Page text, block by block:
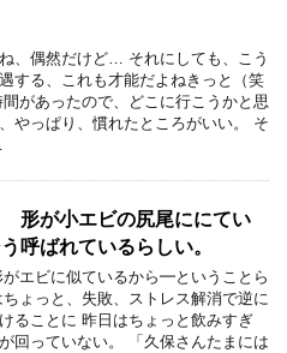
、偶然だけど… それにしても、こう
する、これも才能だよねきっと（笑
があったので、どこに行こうかと思
やっぱり、慣れたところがいい。 そ
形が小エビの尻尾ににてい
呼ばれているらしい。
がエビに似ているから━ということら
ょっと、失敗、ストレス解消で逆に
ることに 昨日はちょっと飲みすぎ
回っていない。 「久保さんたまには